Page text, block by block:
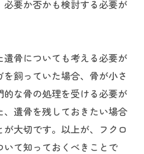
必要か否かも検討する必要が
骨についても考える必要が
飼っていた場合、骨が小さ
的な骨の処理を受ける必要が
遺骨を残しておきたい場合
大切です。以上が、フクロ
て知っておくべきことで